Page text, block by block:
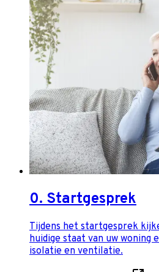
0. Startgesprek
Tijdens het startgesprek
huidige staat van uw woning
isolatie en ventilatie.